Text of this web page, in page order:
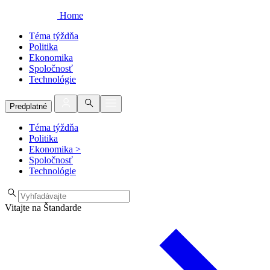
Home
Téma týždňa
Politika
Ekonomika
Spoločnosť
Technológie
Predplatné
Téma týždňa
Politika
Ekonomika >
Spoločnosť
Technológie
Vitajte na Štandarde